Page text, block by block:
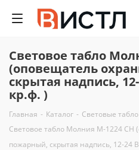
Световое табло
(оповещатель
скрытая надпись,
кр.ф. )
Главная - Каталог - Световые
Световое табло Молния М-1224 СН
пожарный, скрытая надпись, 12-24